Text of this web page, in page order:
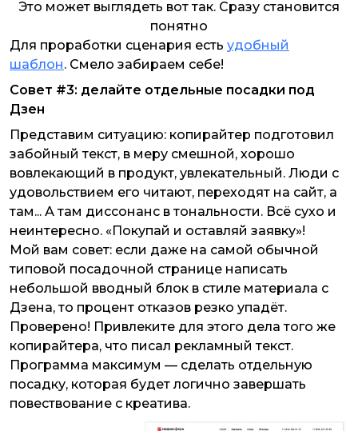
Это может выглядеть вот так. Сразу становится
понятно
Для проработки сценария есть удобный
шаблон. Смело забираем себе!
Совет #3: делайте отдельные посадки под
Дзен
Представим ситуацию: копирайтер подготовил
забойный текст, в меру смешной, хорошо
вовлекающий в продукт, увлекательный. Люди с
удовольствием его читают, переходят на сайт, а
там... А там диссонанс в тональности. Всё сухо и
неинтересно. «Покупай и оставляй заявку»!
Мой вам совет: если даже на самой обычной
типовой посадочной странице написать
небольшой вводный блок в стиле материала с
Дзена, то процент отказов резко упадёт.
Проверено! Привлеките для этого дела того же
копирайтера, что писал рекламный текст.
Программа максимум — сделать отдельную
посадку, которая будет логично завершать
повествование с креатива.